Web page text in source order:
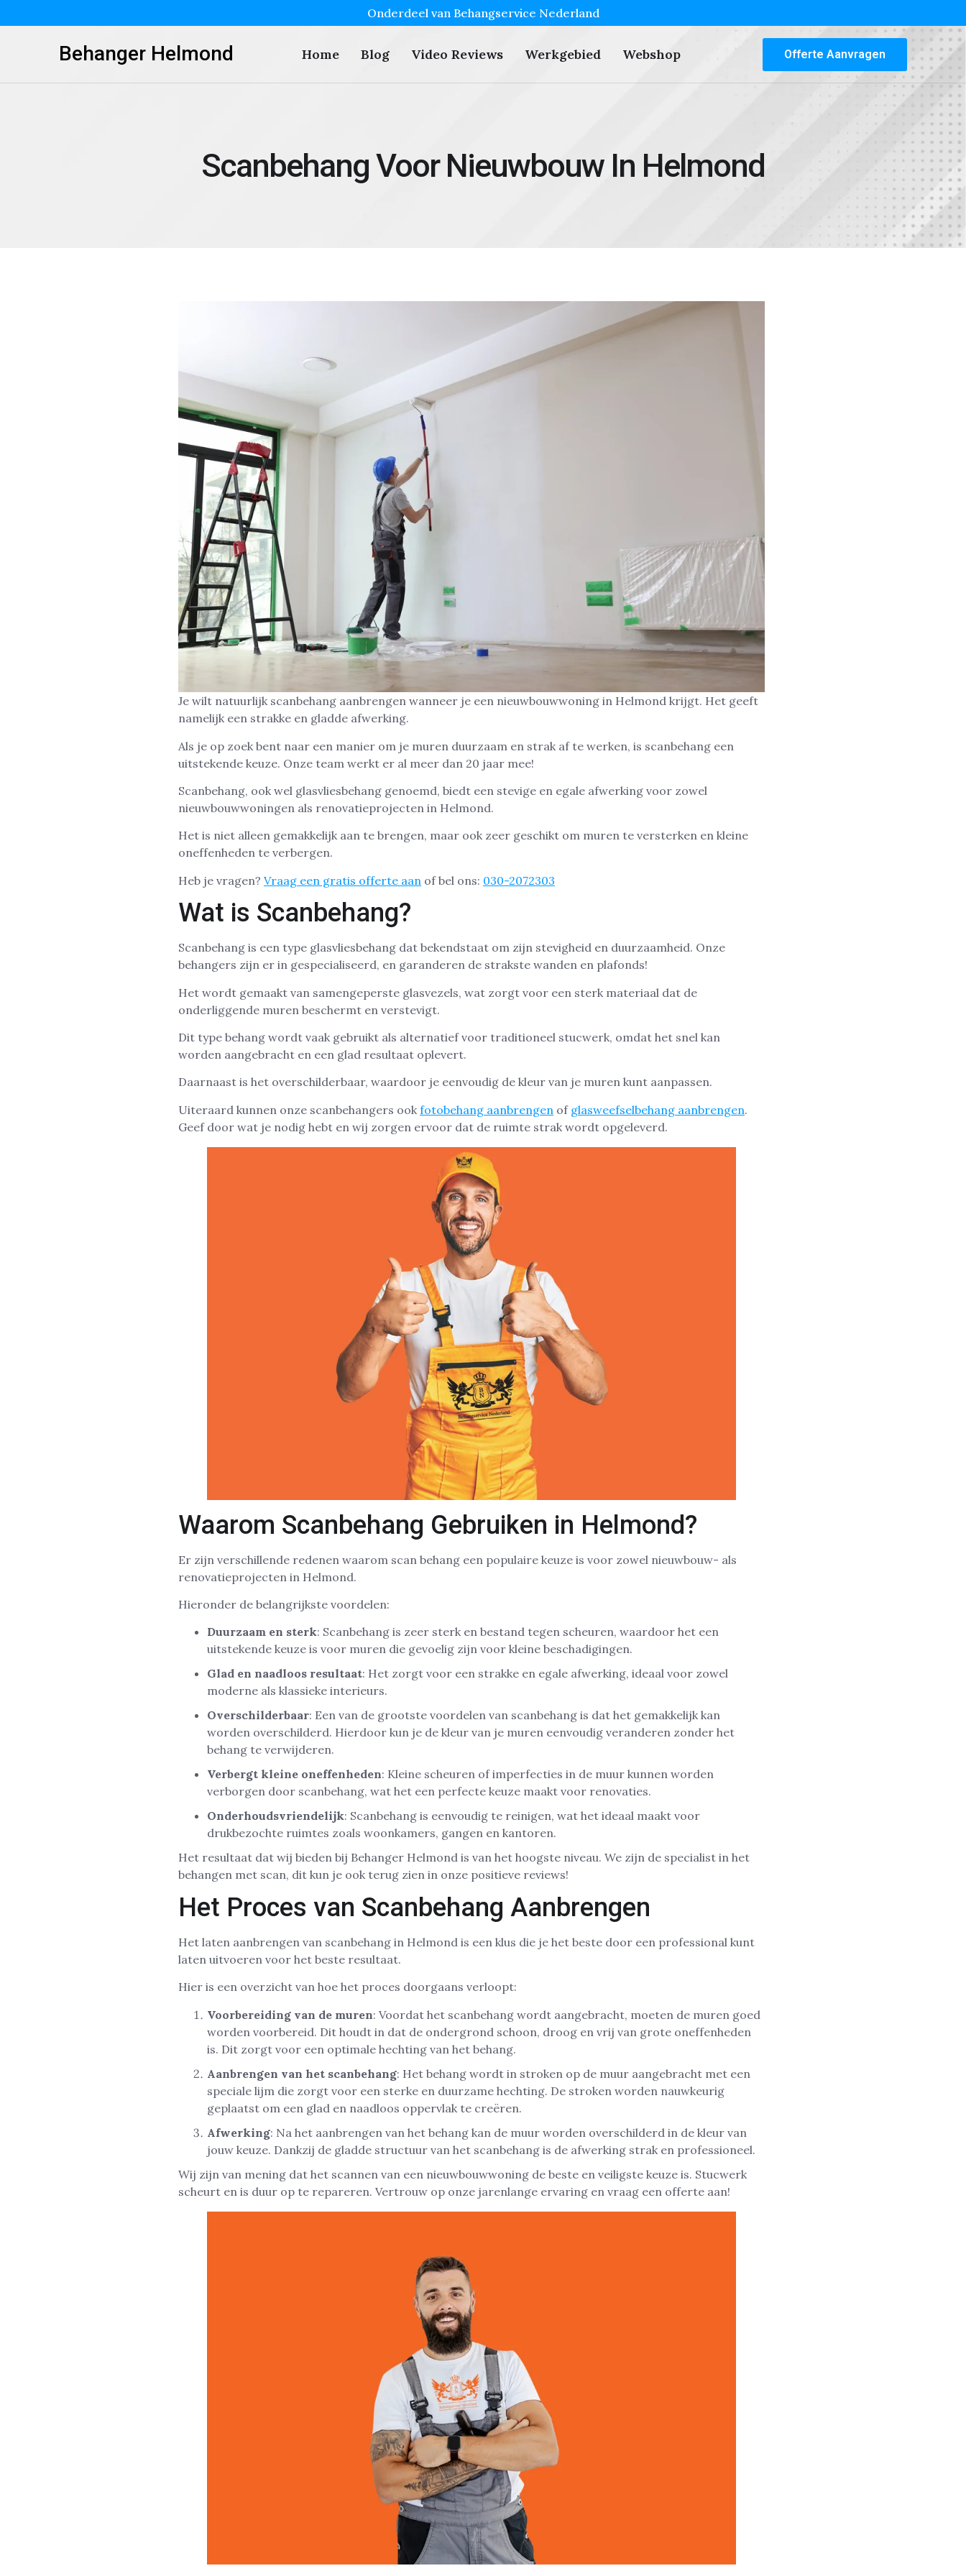
Onderdeel van Behangservice Nederland
Behanger Helmond Home Blog Video Reviews Werkgebied Webshop Offerte Aanvragen
Scanbehang Voor Nieuwbouw In Helmond
Je wilt natuurlijk scanbehang aanbrengen wanneer je een nieuwbouwwoning in Helmond krijgt. Het geeft
namelijk een strakke en gladde afwerking.
Als je op zoek bent naar een manier om je muren duurzaam en strak af te werken, is scanbehang een
uitstekende keuze. Onze team werkt er al meer dan 20 jaar mee!
Scanbehang, ook wel glasvliesbehang genoemd, biedt een stevige en egale afwerking voor zowel
nieuwbouwwoningen als renovatieprojecten in Helmond.
Het is niet alleen gemakkelijk aan te brengen, maar ook zeer geschikt om muren te versterken en kleine
oneffenheden te verbergen.
Heb je vragen? Vraag een gratis offerte aan of bel ons: 030-2072303
Wat is Scanbehang?
Scanbehang is een type glasvliesbehang dat bekendstaat om zijn stevigheid en duurzaamheid. Onze
behangers zijn er in gespecialiseerd, en garanderen de strakste wanden en plafonds!
Het wordt gemaakt van samengeperste glasvezels, wat zorgt voor een sterk materiaal dat de
onderliggende muren beschermt en verstevigt.
Dit type behang wordt vaak gebruikt als alternatief voor traditioneel stucwerk, omdat het snel kan
worden aangebracht en een glad resultaat oplevert.
Daarnaast is het overschilderbaar, waardoor je eenvoudig de kleur van je muren kunt aanpassen.
Uiteraard kunnen onze scanbehangers ook fotobehang aanbrengen of glasweefselbehang aanbrengen.
Geef door wat je nodig hebt en wij zorgen ervoor dat de ruimte strak wordt opgeleverd.
Waarom Scanbehang Gebruiken in Helmond?
Er zijn verschillende redenen waarom scan behang een populaire keuze is voor zowel nieuwbouw- als
renovatieprojecten in Helmond.
Hieronder de belangrijkste voordelen:
Duurzaam en sterk: Scanbehang is zeer sterk en bestand tegen scheuren, waardoor het een
uitstekende keuze is voor muren die gevoelig zijn voor kleine beschadigingen.
Glad en naadloos resultaat: Het zorgt voor een strakke en egale afwerking, ideaal voor zowel
moderne als klassieke interieurs.
Overschilderbaar: Een van de grootste voordelen van scanbehang is dat het gemakkelijk kan
worden overschilderd. Hierdoor kun je de kleur van je muren eenvoudig veranderen zonder het
behang te verwijderen.
Verbergt kleine oneffenheden: Kleine scheuren of imperfecties in de muur kunnen worden
verborgen door scanbehang, wat het een perfecte keuze maakt voor renovaties.
Onderhoudsvriendelijk: Scanbehang is eenvoudig te reinigen, wat het ideaal maakt voor
drukbezochte ruimtes zoals woonkamers, gangen en kantoren.
Het resultaat dat wij bieden bij Behanger Helmond is van het hoogste niveau. We zijn de specialist in het
behangen met scan, dit kun je ook terug zien in onze positieve reviews!
Het Proces van Scanbehang Aanbrengen
Het laten aanbrengen van scanbehang in Helmond is een klus die je het beste door een professional kunt
laten uitvoeren voor het beste resultaat.
Hier is een overzicht van hoe het proces doorgaans verloopt:
Voorbereiding van de muren: Voordat het scanbehang wordt aangebracht, moeten de muren goed
worden voorbereid. Dit houdt in dat de ondergrond schoon, droog en vrij van grote oneffenheden
is. Dit zorgt voor een optimale hechting van het behang.
Aanbrengen van het scanbehang: Het behang wordt in stroken op de muur aangebracht met een
speciale lijm die zorgt voor een sterke en duurzame hechting. De stroken worden nauwkeurig
geplaatst om een glad en naadloos oppervlak te creëren.
Afwerking: Na het aanbrengen van het behang kan de muur worden overschilderd in de kleur van
jouw keuze. Dankzij de gladde structuur van het scanbehang is de afwerking strak en professioneel.
Wij zijn van mening dat het scannen van een nieuwbouwwoning de beste en veiligste keuze is. Stucwerk
scheurt en is duur op te repareren. Vertrouw op onze jarenlange ervaring en vraag een offerte aan!